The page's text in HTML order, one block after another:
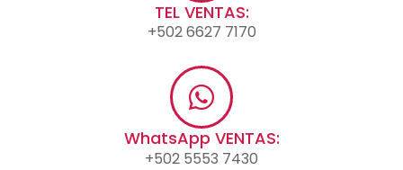
TEL VENTAS:
+502 6627 7170
WhatsApp VENTAS:
+502 5553 7430